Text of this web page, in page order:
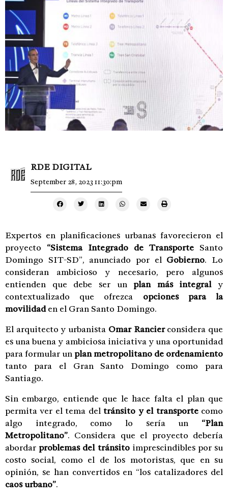
RDE DIGITAL
September 28, 2023 11:30:pm
Expertos en planificaciones urbanas favorecieron el
proyecto “Sistema Integrado de Transporte Santo
Domingo SIT-SD”, anunciado por el Gobierno. Lo
consideran ambicioso y necesario, pero algunos
entienden que debe ser unplan más integraly
contextualizado que ofrezca opciones para la
movilidaden el Gran Santo Domingo.
El arquitecto y urbanista Omar Rancierconsidera que
es una buena y ambiciosa iniciativa y una oportunidad
para formular unplan metropolitano de ordenamiento
tanto para el Gran Santo Domingo como para
Santiago.
Sin embargo, entiende que le hace falta el plan que
permita ver el tema del tránsito y el transportecomo
algo integrado, como lo sería un “Plan
Metropolitano”. Considera que el proyecto debería
abordarproblemas del tránsito imprescindibles por su
costo social, como el de los motoristas, que en su
opinión, se han convertidos en “los catalizadores del
caos urbano”.